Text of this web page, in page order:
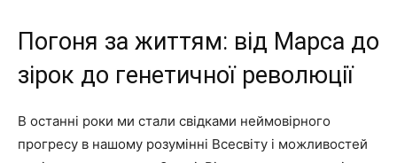
Погоня за життям: від Марса до
зірок до генетичної революції
В останні роки ми стали свідками неймовірного
прогресу в нашому розумінні Всесвіту і можливостей